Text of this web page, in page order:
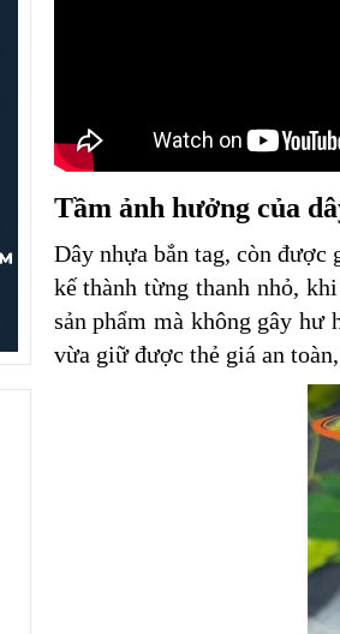
Tầm ảnh hưởng của
Dây nhựa bắn tag, còn
kế thành từng thanh nhỏ,
sản phẩm mà không gây hư
vừa giữ được thẻ giá an